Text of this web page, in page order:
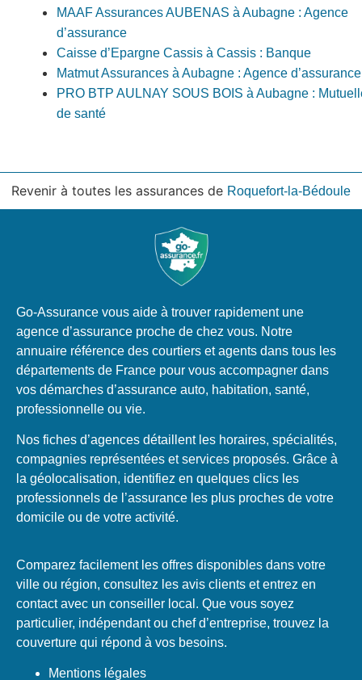
MAAF Assurances AUBENAS à Aubagne : Agence
d’assurance
Caisse d’Epargne Cassis à Cassis : Banque
Matmut Assurances à Aubagne : Agence d’assurance
PRO BTP AULNAY SOUS BOIS à Aubagne :
de santé
Revenir à toutes les assurances de Roquefort-la-Bédoule
Go-Assurance vous aide à trouver rapidement une
agence d’assurance proche de chez vous. Notre
annuaire référence des courtiers et agents dans tous les
départements de France pour vous accompagner dans
vos démarches d’assurance auto, habitation, santé,
professionnelle ou vie.
Nos fiches d’agences détaillent les horaires, spécialités,
compagnies représentées et services proposés. Grâce à
la géolocalisation, identifiez en quelques clics les
professionnels de l’assurance les plus proches de votre
domicile ou de votre activité.
Comparez facilement les offres disponibles dans votre
ville ou région, consultez les avis clients et entrez en
contact avec un conseiller local. Que vous soyez
particulier, indépendant ou chef d’entreprise, trouvez la
couverture qui répond à vos besoins.
Mentions légales